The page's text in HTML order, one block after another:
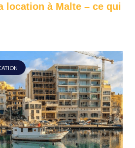
location à Malte – ce qui